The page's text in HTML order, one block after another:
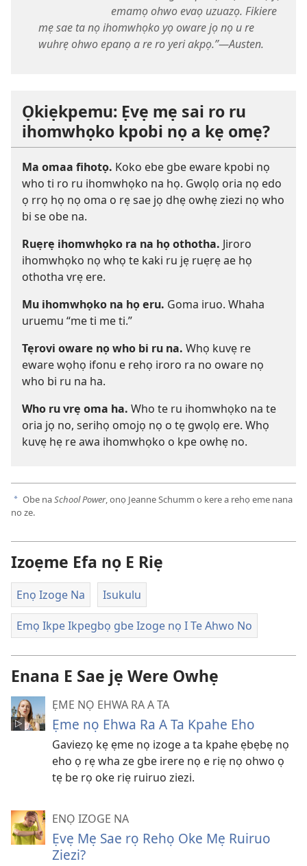
emamọ ohwo evaọ uzuazọ. Fikiere
mẹ sae ta nọ ihomwhọko yọ oware jọ nọ u re
wuhrẹ ohwo epanọ a re ro yeri akpọ.”—Austen.
Ọkiẹkpemu: Ẹvẹ mẹ sai ro ru
ihomwhọko kpobi nọ a kẹ omẹ?
Ma omaa fihotọ. Koko ebe gbe eware kpobi nọ
who ti ro ru ihomwhọko na họ. Gwọlọ oria nọ edo
ọ rrọ họ nọ oma o rẹ sae jọ dhẹ owhẹ ziezi nọ who
bi se obe na.
Ruẹrẹ ihomwhọko ra na họ othotha. Jiroro
ihomwhọko nọ whọ te kaki ru jẹ ruẹrẹ ae họ
othotha vrẹ ere.
Mu ihomwhọko na họ eru. Goma iruo. Whaha
uruemu “me ti me ti.”
Tẹrovi oware nọ who bi ru na. Whọ kuvẹ re
eware wọhọ ifonu e rehọ iroro ra no oware nọ
who bi ru na ha.
Who ru vrẹ oma ha. Who te ru ihomwhọko na te
oria jọ no, serihọ omojọ nọ o tẹ gwọlọ ere. Whọ
kuvẹ hẹ re awa ihomwhọko o kpe owhẹ no.
a Obe naSchool Power, onọ Jeanne Schumm o kere a rehọ eme nana
no ze.
Izoẹme Efa nọ E Riẹ
Enọ Izoge Na Isukulu
Emọ Ikpe Ikpegbọ gbe Izoge nọ I Te Ahwo No
Enana E Sae jẹ Were Owhẹ
ẸME NỌ EHWA RA A TA
Ẹme nọ Ehwa Ra A Ta Kpahe Eho
Gaviezọ kẹ ẹme nọ izoge a ta kpahe ẹbẹbẹ nọ
eho ọ rẹ wha ze gbe irere nọ e riẹ nọ ohwo ọ
tẹ be rọ oke riẹ ruiruo ziezi.
ENỌ IZOGE NA
Ẹvẹ Mẹ Sae rọ Rehọ Oke Mẹ Ruiruo
Ziezi?